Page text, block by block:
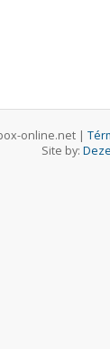
online.net |
Site by: